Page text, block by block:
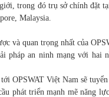
trong đó trụ sở chính đặt
Malaysia.
và quan trọng nhất của
pháp an ninh mạngvới hai
OPSWAT Việt Nam sẽ
phát triểnmạnh mẽ năng